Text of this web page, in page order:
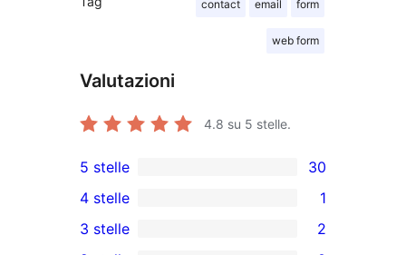
contact email form
web form
Valutazioni
4.8 su 5 stelle.
30
recensioni
a
5 stelle 30
4-
4 stelle 1
2
3 stelle 2